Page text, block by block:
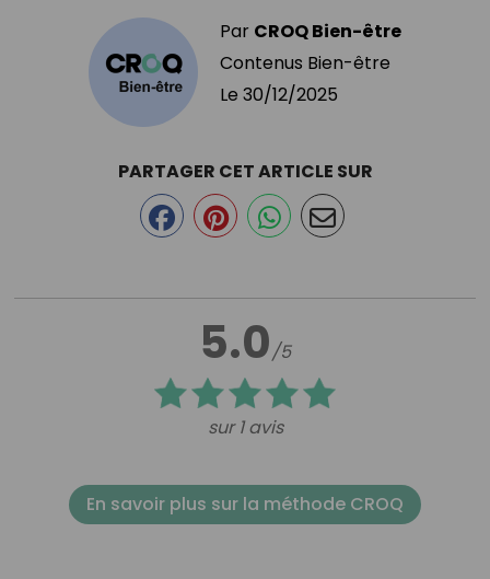
Par CROQ Bien-être
Contenus Bien-être
Le 30/12/2025
5.0/5
sur 1 avis
PARTAGER CET ARTICLE SUR
En savoir plus sur la méthode CROQ